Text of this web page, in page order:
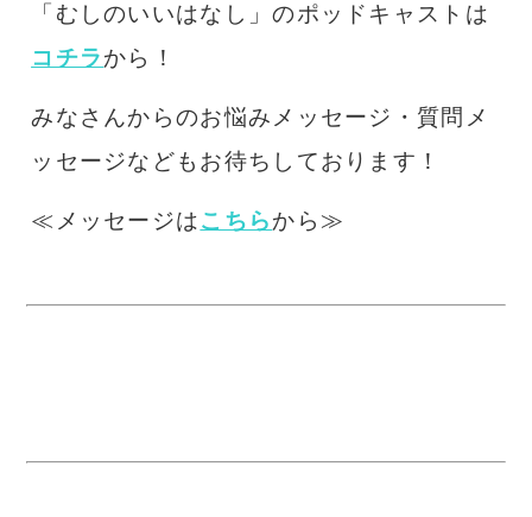
「むしのいいはなし」のポッドキャストは
コチラから！
みなさんからのお悩みメッセージ・質問メ
ッセージなどもお待ちしております！
≪メッセージはこちらから≫